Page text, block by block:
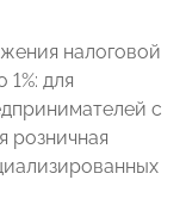
налоговой
для
с
розничная